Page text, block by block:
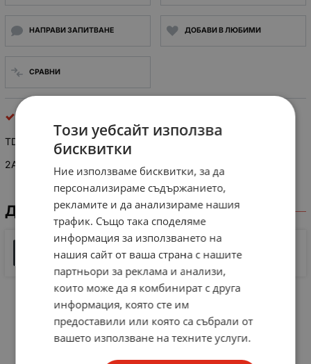
НАПРАВИ ЗАПИТВАНЕ ДОБАВИ В ЛЮБИМИ
СРАВНИ
TD 1410 C /smd
2A 380KHZ 20V PWM Buck DC/DC Converter
ДОКУМЕНТИ ЗА СВАЛЯНЕ
Документ 1
277 KB |PDF
Този уебсайт използва
бисквитки
Ние използваме бисквитки, за да
персонализираме съдържанието,
рекламите и да анализираме нашия
трафик. Също така споделяме
информация за използването на
нашия сайт от ваша страна с нашите
партньори за реклама и анализи,
които може да я комбинират с друга
информация, която сте им
предоставили или която са събрали от
вашето използване на техните услуги.